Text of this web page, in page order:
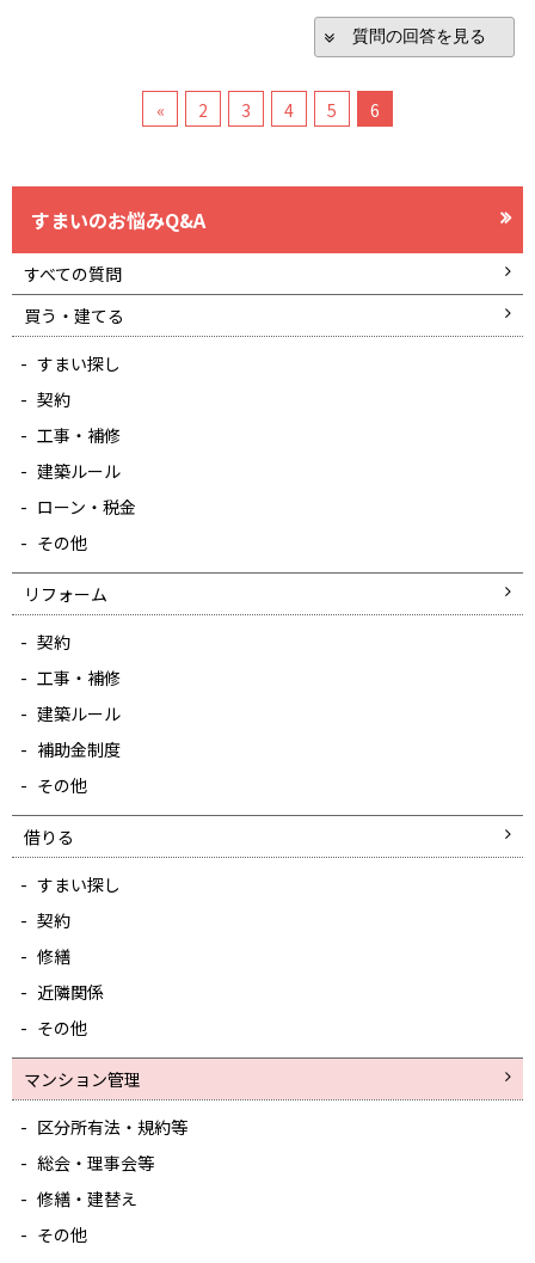
質問の回答を見る
« 2 3 4 5 6
すまいのお悩みQ&A
すべての質問
買う・建てる
すまい探し
契約
工事・補修
建築ルール
ローン・税金
その他
リフォーム
契約
工事・補修
建築ルール
補助金制度
その他
借りる
すまい探し
契約
修繕
近隣関係
その他
マンション管理
区分所有法・規約等
総会・理事会等
修繕・建替え
その他